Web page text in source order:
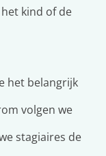
kind of de
het belangrijk
volgen we
stagiaires de